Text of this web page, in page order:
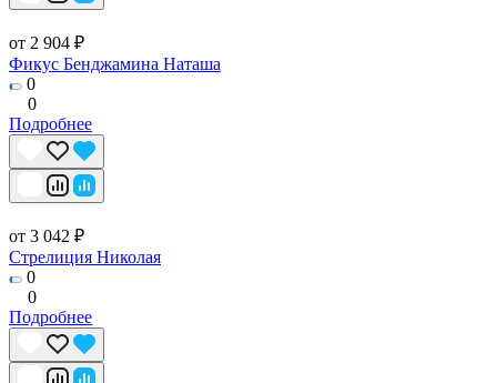
от 2 904 ₽
Фикус Бенджамина Наташа
0
0
Подробнее
от 3 042 ₽
Стрелиция Николая
0
0
Подробнее